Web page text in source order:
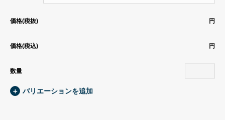
価格(税抜) 円
価格(税込) 円
数量
＋ バリエーションを追加